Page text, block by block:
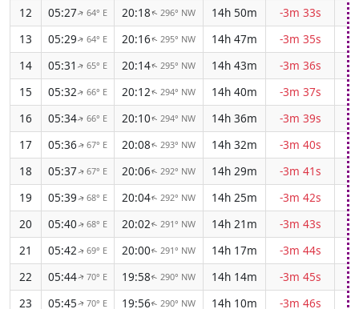
12
05:27↑64° E 20:18↑296° NW 14h 50m -3m 33s
13
05:29↑64° E 20:16↑295° NW 14h 47m -3m 35s
14
05:31 ↑65° E 20:14↑295° NW 14h 43m -3m 36s
15
05:32↑66° E 20:12↑294° NW 14h 40m -3m 37s
16
05:34↑66° E 20:10↑294° NW 14h 36m -3m 39s
17
05:36↑67° E 20:08↑293° NW 14h 32m -3m 40s
18
05:37↑67° E 20:06↑ 292° NW 14h 29m -3m 41s
19
05:39↑68° E 20:04↑ 292° NW 14h 25m -3m 42s
20
05:40↑68° E 20:02↑ 291° NW 14h 21m -3m 43s
21
05:42↑69° E 20:00↑ 291° NW 14h 17m -3m 44s
22
05:44↑70° E 19:58↑ 290° NW 14h 14m -3m 45s
23
05:45↑70° E 19:56↑ 290° NW 14h 10m -3m 46s